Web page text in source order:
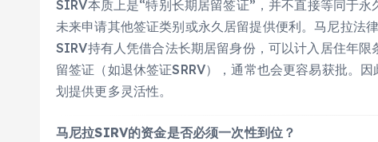
SIRV本质上是“特别长期居留签证”，并不直接等同于
未来申请其他签证类别或永久居留提供便利。马尼拉法
SIRV持有人凭借合法长期居留身份，可以计入居住年
留签证（如退休签证SRRV），通常也会更容易获批。
划提供更多灵活性。
马尼拉SIRV的资金是否必须一次性到位？